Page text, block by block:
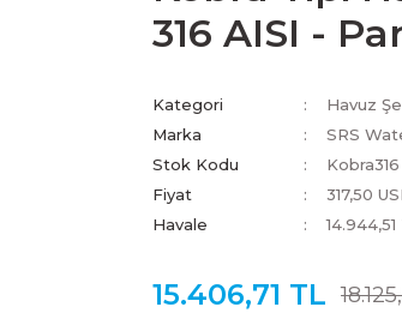
316 AISI -
Kategori
Havuz
Marka
SRS
Stok Kodu
Kobra316
Fiyat
317,50
Havale
15.406,71 TL